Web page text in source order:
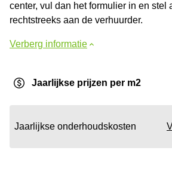
center, vul dan het formulier in en stel
rechtstreeks aan de verhuurder.
Verberg informatie
Jaarlijkse prijzen per m2
Jaarlijkse onderhoudskosten